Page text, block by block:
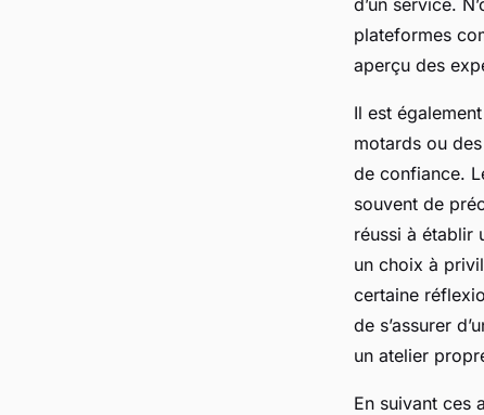
plateformes
aperçu des
Il est
motards ou
de confiance.
souvent de
réussi à établir
un choix à
certaine
de s’assurer
un atelier
En suivant ces